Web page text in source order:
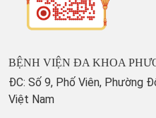
BỆNH VIỆN ĐA KHOA
ĐC: Số 9, Phố Viên, Phường
Việt Nam